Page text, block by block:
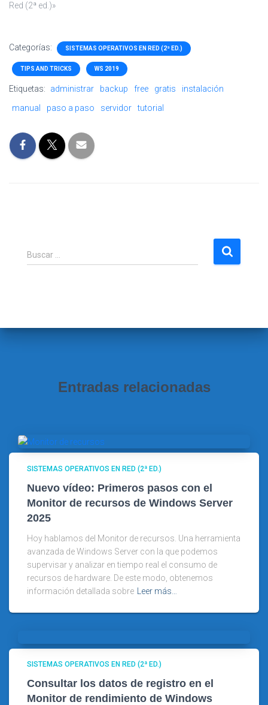
Red (2ª ed.)»
Categorías: SISTEMAS OPERATIVOS EN RED (2ª ED.)
TIPS AND TRICKS WS 2019
Etiquetas: administrar backup free gratis
instalación
manual
paso a paso servidor tutorial
B
u
:
Buscar …
Entradas relacionadas
SISTEMAS OPERATIVOS EN RED (2ª ED.)
Nuevo vídeo: Primeros pasos con el
Monitor de recursos de Windows Server
2025
Hoy hablamos del Monitor de recursos. Una herramienta
avanzada de Windows Server con la que podemos
supervisar y analizar en tiempo real el consumo de
recursos de hardware. De este modo, obtenemos
información detallada sobre Leer más…
SISTEMAS OPERATIVOS EN RED (2ª ED.)
Consultar los datos de registro en el
Monitor de rendimiento de Windows